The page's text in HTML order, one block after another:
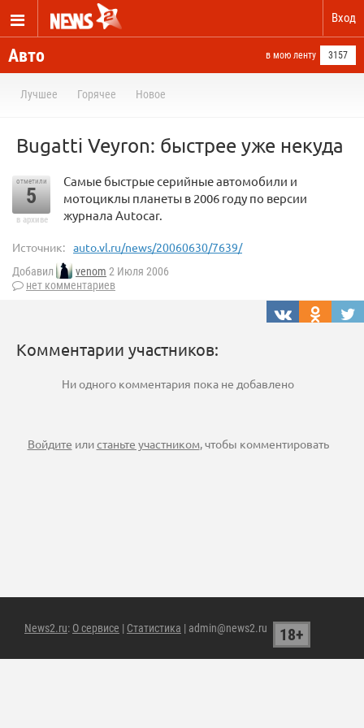
Вход
Авто в мою ленту 3157
Лучшее Горячее Новое
Bugatti Veyron: быстрее уже некуда
отметили
5
в архиве
Самые быстрые серийные автомобили и
мотоциклы планеты в 2006 году по версии
журнала Autocar.
Источник: auto.vl.ru/news/20060630/7639/
Добавил venom 2 Июля 2006
нет комментариев
Комментарии участников:
Ни одного комментария пока не добавлено
Войдите илистаньте участником, чтобы комментировать
News2.ru: О сервисе | Статистика | admin@news2.ru 18+